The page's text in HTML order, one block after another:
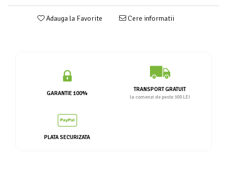
Adauga la Favorite Cere informatii
GARANTIE 100%
TRANSPORT GRATUIT
la comenzi de peste 300 LEI
PLATA SECURIZATA